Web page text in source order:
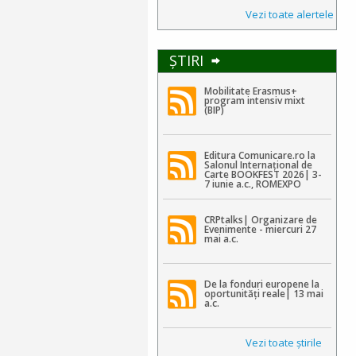
Vezi toate alertele
ŞTIRI
Mobilitate Erasmus+
program intensiv mixt
(BIP)
Editura Comunicare.ro la
Salonul Internațional de
Carte BOOKFEST 2026| 3-
7 iunie a.c., ROMEXPO
CRPtalks| Organizare de
Evenimente - miercuri 27
mai a.c.
De la fonduri europene la
oportunități reale| 13 mai
a.c.
Vezi toate ştirile